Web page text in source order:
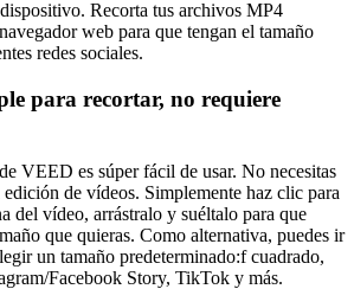
Recorta tus archivos MP4
web para que tengan el tamaño
redes sociales.
para recortar, no requiere
VEED es súper fácil de usar. No necesitas
de vídeos. Simplemente haz clic para
del vídeo, arrástralo y suéltalo para que
que quieras. Como alternativa, puedes ir
un tamaño predeterminado:f cuadrado,
Facebook Story, TikTok y más.